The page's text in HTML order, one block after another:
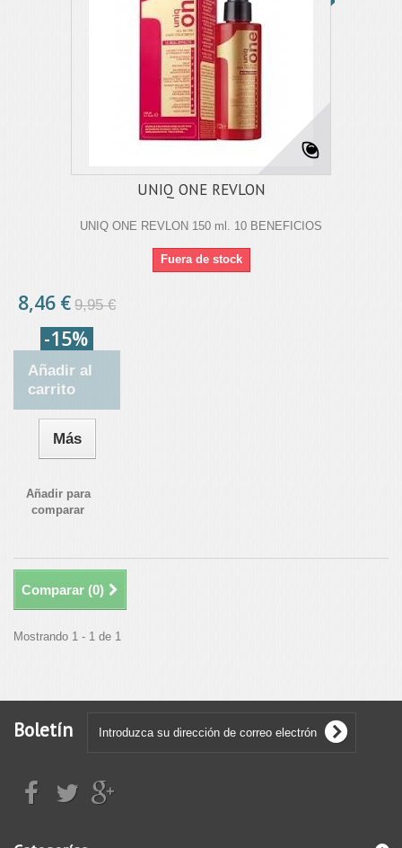
UNIQ ONE REVLON
UNIQ ONE REVLON 150 ml. 10 BENEFICIOS
Fuera de stock
8,46 € 9,95 €
-15%
Añadir al
carrito
Más
Añadir para
comparar
Comparar (0)
Mostrando 1 - 1 de 1
Boletín